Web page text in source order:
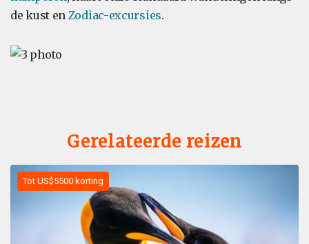
de kust en Zodiac-excursies.
Gerelateerde reizen
Tot US$5500 korting